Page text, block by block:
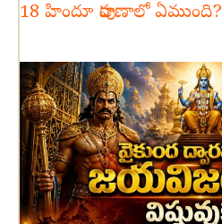
18 హిందూ పురాణాలో ఏముంది?